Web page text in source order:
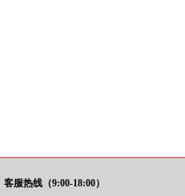
客服热线（9:00-18:00）